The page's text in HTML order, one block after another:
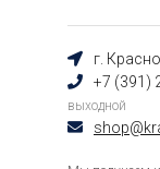
г.
+7 (391)
выходной